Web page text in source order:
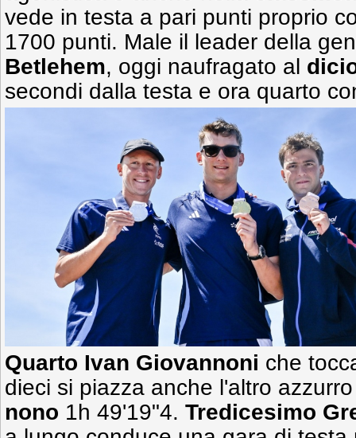
vede in testa a pari punti proprio
1700 punti. Male il leader della
Betlehem, oggi naufragato al
secondi dalla testa e ora quarto
Quarto Ivan Giovannoni che
dieci si piazza anche l'altro
nono 1h 49'19"4. Tredicesimo